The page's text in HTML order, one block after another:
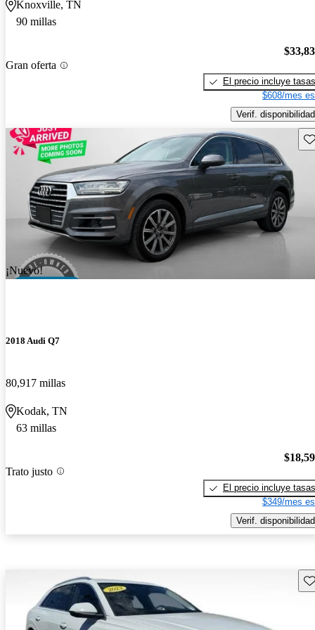
Knoxville, TN
90 millas
Gran oferta
El precio incluye tasas
$608/mes
Verif. disponibilidad
¡Nuevo!
2018 Audi Q7
80,917 millas
Kodak, TN
63 millas
Trato justo
El precio incluye tasas
$349/mes
Verif. disponibilidad